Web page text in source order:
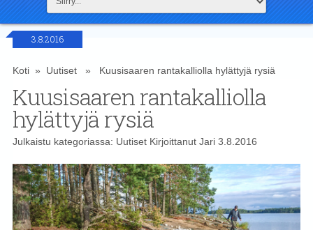
3.8.2016
Koti» Uutiset» Kuusisaaren rantakalliolla hylättyjä rysiä
Kuusisaaren rantakalliolla
hylättyjä rysiä
Julkaistu kategoriassa: UutisetKirjoittanut Jari3.8.2016